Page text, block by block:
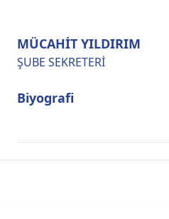
MÜCAHİT YILDIRIM
ŞUBE SEKRETERİ
Biyografi